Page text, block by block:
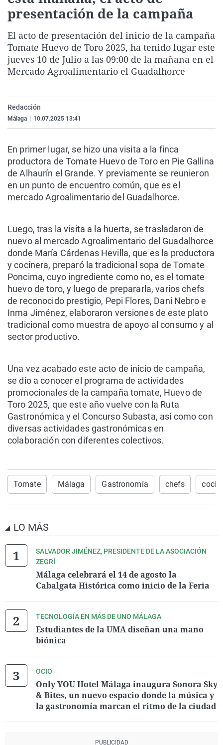
La rosa de los vientos
Como el perro y el
Equipo de
Operación Viuda
Extremadura
La Rioja
Navarra
País Vasco
Elecciones
presentación de la campaña
El acto de presentación del inicio de la campaña
Tomate Huevo de Toro 2025, ha tenido lugar este
jueves 10 de Julio a las 09:00 de la mañana en el
Mercado Agroalimentario el Guadalhorce
Redacción
Málaga 10.07.2025 13:41
En primer lugar, se hizo una visita a la finca
productora de Tomate Huevo de Toro en Pie Gallina
de Alhaurín el Grande. Y previamente se reunieron
en un punto de encuentro común, que es el
mercado Agroalimentario del Guadalhorce.
Luego, tras la visita a la huerta, setrasladaron de
nuevo al mercado Agroalimentario del Guadalhorce
donde María Cárdenas Hevilla, que es la productora
y cocinera, preparóla tradicional sopa de Tomate
Poncima, cuyo ingrediente como no, es el tomate
huevo de toro, y luego de prepararla, varios chefs
de reconocido prestigio, Pepi Flores, Dani Nebro e
Inma Jiménez, elaboraron versiones de este plato
tradicional como muestra de apoyo al consumo y al
sector productivo.
Una vez acabado este acto de inicio de campaña,
sedioa conocer el programa de actividades
promocionales de la campaña tomate, Huevo de
Toro 2025, que este año vuelve con la Ruta
Gastronómica y el Concurso Subasta, asícomo con
diversas actividades gastronómicas en
colaboración con diferentes colectivos.
Tomate Málaga Gastronomía chefs
LO MÁS
SALVADOR JIMÉNEZ, PRESIDENTE DE LA ASOCIACIÓN
ZEGRÍ
Málaga celebrará el 14 de agosto la
Cabalgata Histórica como inicio de la Feria
TECNOLOGÍA EN MÁS DE UNO MÁLAGA
Estudiantes de la UMA diseñan una mano
biónica
OCIO
Only YOU Hotel Málaga inaugura Sonora Sky
& Bites, un nuevo espacio donde la música y
la gastronomía marcan el ritmo de la ciudad